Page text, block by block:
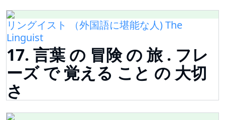
リングイスト （外国語に堪能な人) The
Linguist
17. 言葉 の 冒険 の 旅 . フレ
ーズ で 覚える こと の 大切
さ